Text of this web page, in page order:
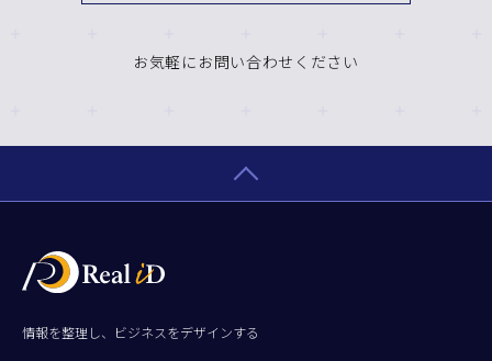
お気軽にお問い合わせください
情報を整理し、ビジネスをデザインする